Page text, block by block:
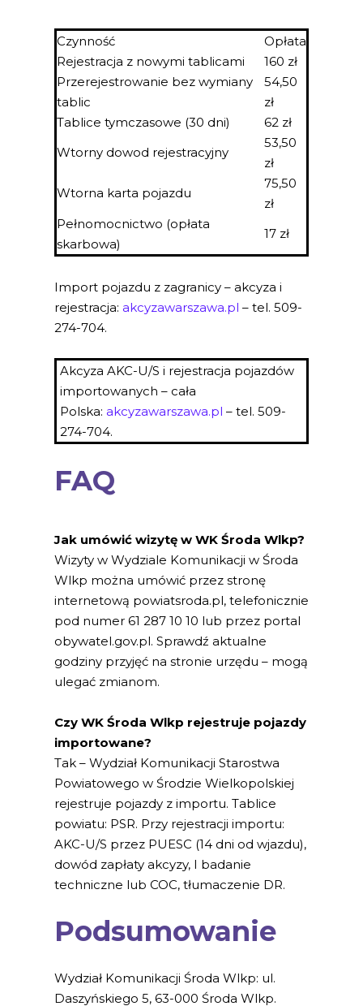
Czynność
Opłata
Rejestracja z nowymi tablicami
160 zł
Przerejestrowanie bez wymiany
tablic
54,50
zł
Tablice tymczasowe (30 dni)
62 zł
Wtorny dowod rejestracyjny
53,50
zł
Wtorna karta pojazdu
75,50
zł
Pełnomocnictwo (opłata
skarbowa)
17 zł
Import pojazdu z zagranicy – akcyza i
rejestracja: akcyzawarszawa.pl – tel. 509-
274-704.
Akcyza AKC-U/S i rejestracja pojazdów
importowanych – cała
Polska: akcyzawarszawa.pl – tel. 509-
274-704.
FAQ
Jak umówić wizytę w WK Środa Wlkp?
Wizyty w Wydziale Komunikacji w Środa
Wlkp można umówić przez stronę
internetową powiatsroda.pl, telefonicznie
pod numer 61 287 10 10 lub przez portal
obywatel.gov.pl. Sprawdź aktualne
godziny przyjęć na stronie urzędu – mogą
ulegać zmianom.
Czy WK Środa Wlkp rejestruje pojazdy
importowane?
Tak – Wydział Komunikacji Starostwa
Powiatowego w Środzie Wielkopolskiej
rejestruje pojazdy z importu. Tablice
powiatu: PSR. Przy rejestracji importu:
AKC-U/S przez PUESC (14 dni od wjazdu),
dowód zapłaty akcyzy, I badanie
techniczne lub COC, tłumaczenie DR.
Podsumowanie
Wydział Komunikacji Środa Wlkp: ul.
Daszyńskiego 5, 63-000 Środa Wlkp.